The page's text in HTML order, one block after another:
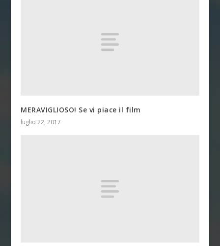
MERAVIGLIOSO! Se vi piace il film
luglio 22, 2017